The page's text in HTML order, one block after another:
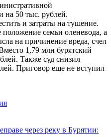
на 50 тыс. рублей.
и затраты на тушение.
семьи оленевода, а
на причинение вреда, счел
1,79 млн бурятский
Также суд снизил
Приговор еще не вступил
через реку в Бурятии: